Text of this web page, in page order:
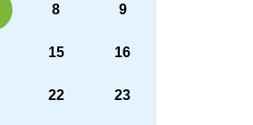
8 9
15 16
22 23